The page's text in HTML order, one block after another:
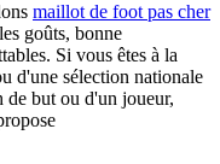
maillot de foot pas cher
goûts, bonne
Si vous êtes à la
d'une sélection nationale
de but ou d'un joueur,